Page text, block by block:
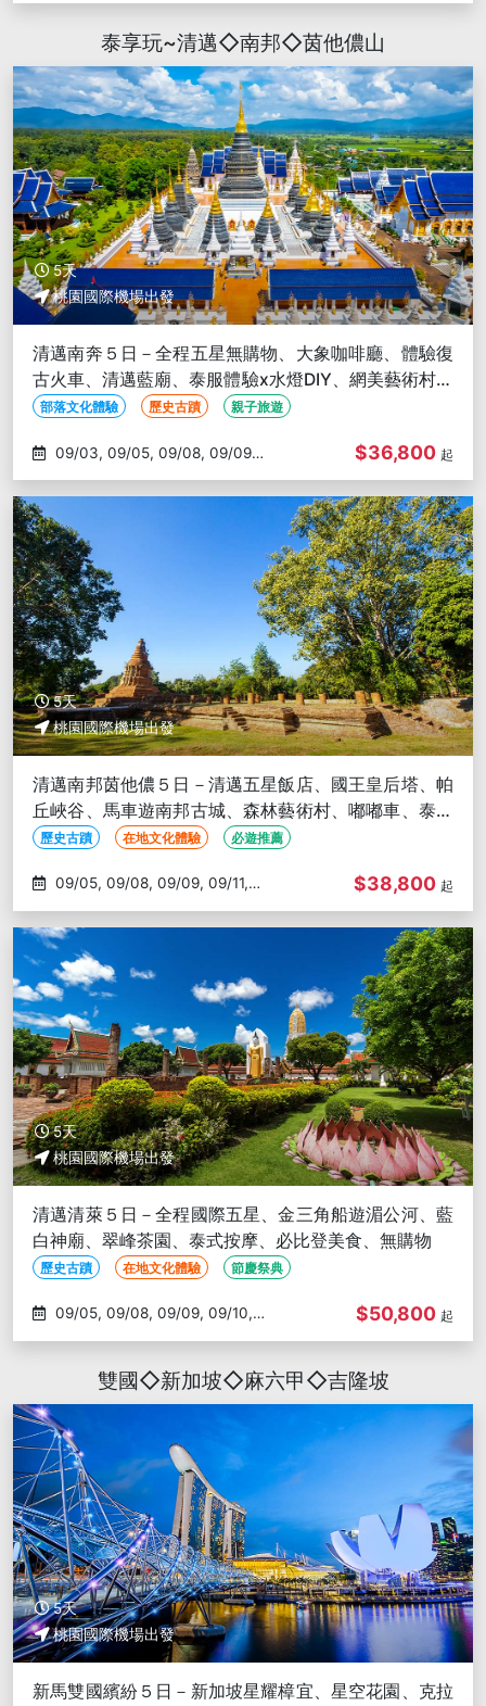
泰享玩~清邁◇南邦◇茵他儂山
5天
桃園國際機場出發
清邁南奔５日－全程五星無購物、大象咖啡廳、體驗復
古火車、清邁藍廟、泰服體驗x水燈DIY、網美藝術村、
必比登美食
部落文化體驗 歷史古蹟 親子旅遊
09/11
$36,800 起
5天
桃園國際機場出發
清邁南邦茵他儂５日－清邁五星飯店、國王皇后塔、帕
丘峽谷、馬車遊南邦古城、森林藝術村、嘟嘟車、泰式
按摩、必比登美食、無購物
歷史古蹟 在地文化體驗 必遊推薦
09/12
$38,800 起
5天
桃園國際機場出發
清邁清萊５日－全程國際五星、金三角船遊湄公河、藍
白神廟、翠峰茶園、泰式按摩、必比登美食、無購物
歷史古蹟 在地文化體驗 節慶祭典
09/11
$50,800 起
雙國◇新加坡◇麻六甲◇吉隆坡
5天
桃園國際機場出發
新馬雙國繽紛５日－新加坡星耀樟宜、星空花園、克拉